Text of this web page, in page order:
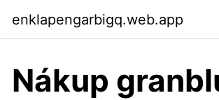
enklapengarbigq.web.app
Nákup